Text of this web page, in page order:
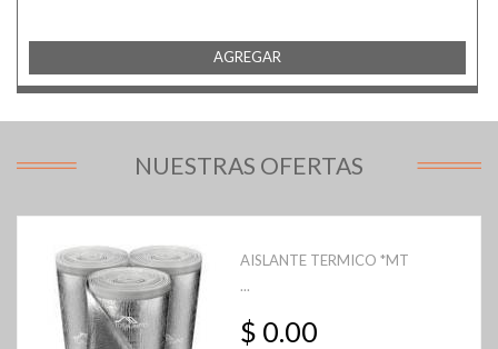
AGREGAR
NUESTRAS OFERTAS
AISLANTE TERMICO *MT
...
$ 0.00